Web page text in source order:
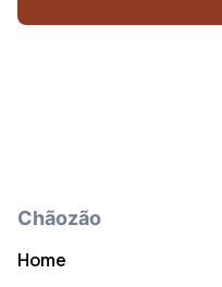
Chãozão
Home